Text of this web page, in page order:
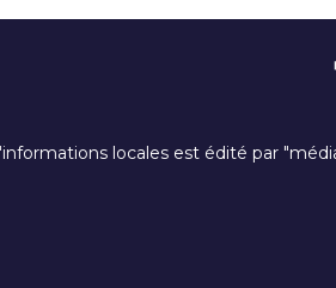
locales est édité par